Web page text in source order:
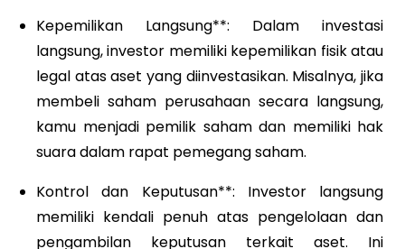
Kepemilikan Langsung**: Dalam investasi
langsung, investor memiliki kepemilikan fisik atau
legal atas aset yang diinvestasikan. Misalnya, jika
membeli saham perusahaan secara langsung,
kamu menjadi pemilik saham dan memiliki hak
suara dalam rapat pemegang saham.
Kontrol dan Keputusan**: Investor langsung
memiliki kendali penuh atas pengelolaan dan
pengambilan keputusan terkait aset. Ini